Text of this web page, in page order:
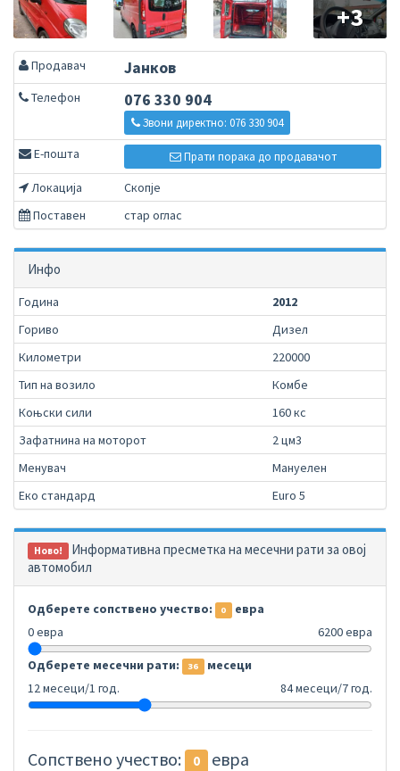
+3
Продавач Јанков
Телефон 076 330 904
Звони директно: 076 330 904
Е-пошта Прати порака до продавачот
Локација
Скопје
Поставен
стар оглас
Инфо
Година
2012
Гориво
Дизел
Километри
220000
Тип на возило
Комбе
Коњски сили
160 кс
Зафатнина на моторот
2 цм3
Менувач
Мануелен
Еко стандард
Euro 5
Ново! Информативна пресметка на месечни рати за овој
автомобил
Одберете сопствено учество: 0 евра
0 евра
6200 евра
Одберете месечни рати: 36 месеци
12 месеци/1 год.
84 месеци/7 год.
Сопствено учество: 0
евра